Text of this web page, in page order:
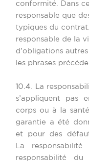
conformité. Dans
responsable que
typiques du
responsable de la
d’obligations
les phrases
10.4. La
s’appliquent pas
corps ou à la
garantie a été
et pour des
La
responsabilité